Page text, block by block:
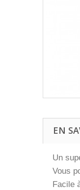
EN
Un
Vous
Facile